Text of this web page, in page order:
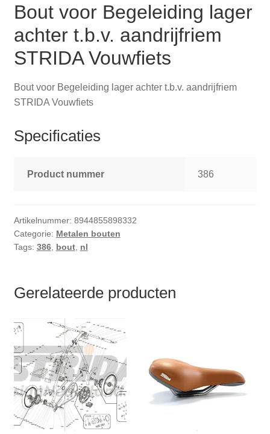
Bout voor Begeleiding lager
achter t.b.v. aandrijfriem
STRIDA Vouwfiets
Bout voor Begeleiding lager achter t.b.v. aandrijfriem
STRIDA Vouwfiets
Specificaties
Product nummer 386
Artikelnummer: 8944855898332
Categorie: Metalen bouten
Tags: 386, bout, nl
Gerelateerde producten